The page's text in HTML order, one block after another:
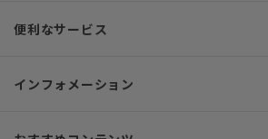
便利なサービス
インフォメーション